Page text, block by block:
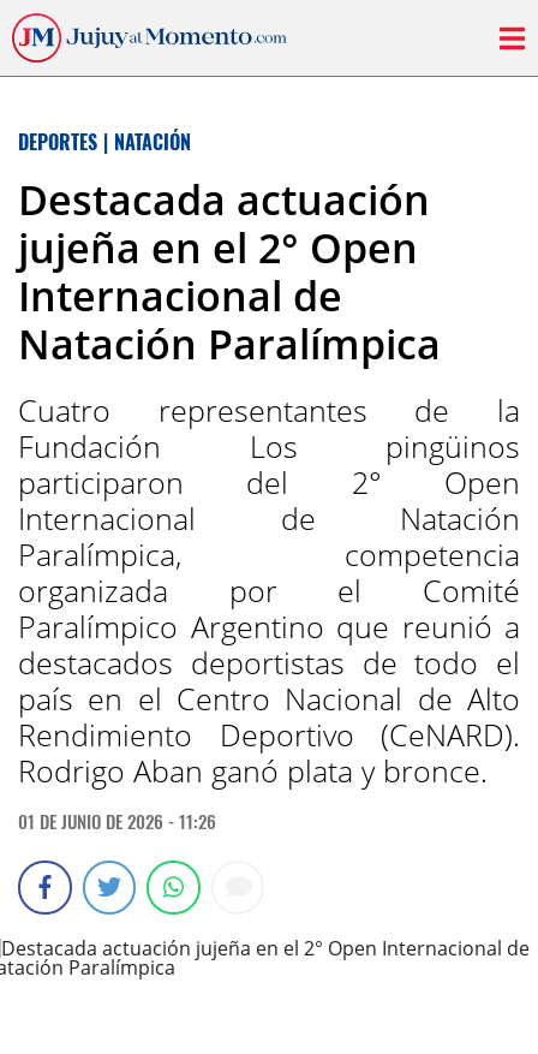
DEPORTES | NATACIÓN
Destacada actuación
jujeña en el 2° Open
Internacional de
Natación Paralímpica
Cuatro representantes de la
Fundación Los pingüinos
participaron del 2° Open
Internacional de Natación
Paralímpica, competencia
organizada por el Comité
Paralímpico Argentino que reunió a
destacados deportistas de todo el
país en el Centro Nacional de Alto
Rendimiento Deportivo (CeNARD).
Rodrigo Aban ganó plata y bronce.
01 DE JUNIO DE 2026 - 11:26